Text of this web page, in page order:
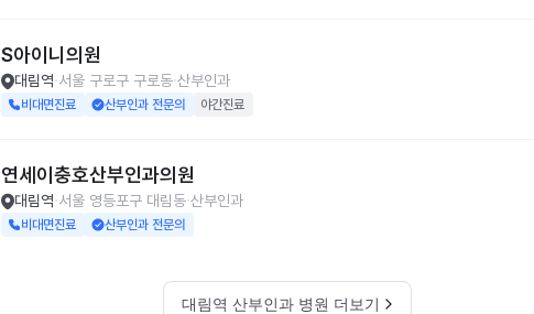
S아이니의원
대림역 서울 구로구 구로동 산부인과
비대면진료 산부인과 전문의 야간진료
연세이충호산부인과의원
대림역 서울 영등포구 대림동 산부인과
비대면진료 산부인과 전문의
대림역 산부인과 병원 더보기